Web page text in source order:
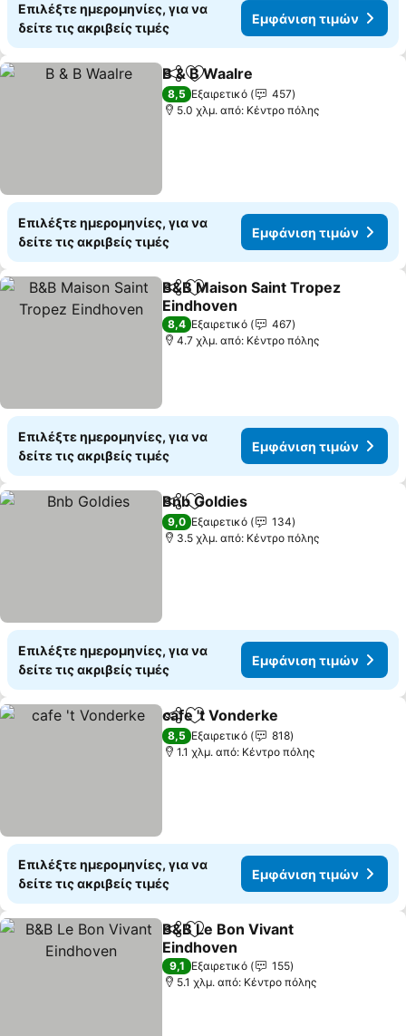
Επιλέξτε ημερομηνίες, για να
δείτε τις ακριβείς τιμές
Εμφάνιση τιμών
Κοινοποίηση
Προσθήκη στα αγαπημένα
B & B Waalre
8,5 Εξαιρετικό
457
5.0 χλμ. από: Κέντρο πόλης
Επιλέξτε ημερομηνίες, για να
δείτε τις ακριβείς τιμές
Εμφάνιση τιμών
Κοινοποίηση
Προσθήκη στα αγαπημένα
B&B Maison Saint Tropez
Eindhoven
Εμφάνιση τιμών
8,4 Εξαιρετικό
467
4.7 χλμ. από: Κέντρο πόλης
Επιλέξτε ημερομηνίες, για να
δείτε τις ακριβείς τιμές
Εμφάνιση τιμών
Κοινοποίηση
Προσθήκη στα αγαπημένα
Bnb Goldies
9,0 Εξαιρετικό
134
3.5 χλμ. από: Κέντρο πόλης
Επιλέξτε ημερομηνίες, για να
δείτε τις ακριβείς τιμές
Εμφάνιση τιμών
Κοινοποίηση
Προσθήκη στα αγαπημένα
cafe 't Vonderke
8,5 Εξαιρετικό
818
1.1 χλμ. από: Κέντρο πόλης
Επιλέξτε ημερομηνίες, για να
δείτε τις ακριβείς τιμές
Εμφάνιση τιμών
Κοινοποίηση
Προσθήκη στα αγαπημένα
B&B Le Bon Vivant
Eindhoven
Εμφάνιση τιμών
9,1 Εξαιρετικό
155
5.1 χλμ. από: Κέντρο πόλης